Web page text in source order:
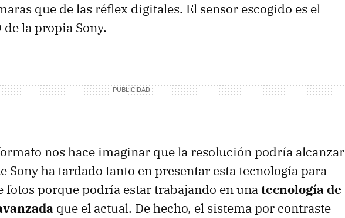
que de las réflex digitales. El sensor escogido es el
de la propia Sony.
nos hace imaginar que la resolución podría alcanzar
Sony ha tardado tanto en presentar esta tecnología para
fotos porque podría estar trabajando en unatecnología de
que el actual. De hecho, el sistema por contraste